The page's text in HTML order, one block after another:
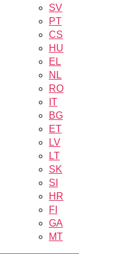
SV
PT
CS
HU
EL
NL
RO
IT
BG
ET
LV
LT
SK
SI
HR
FI
GA
MT